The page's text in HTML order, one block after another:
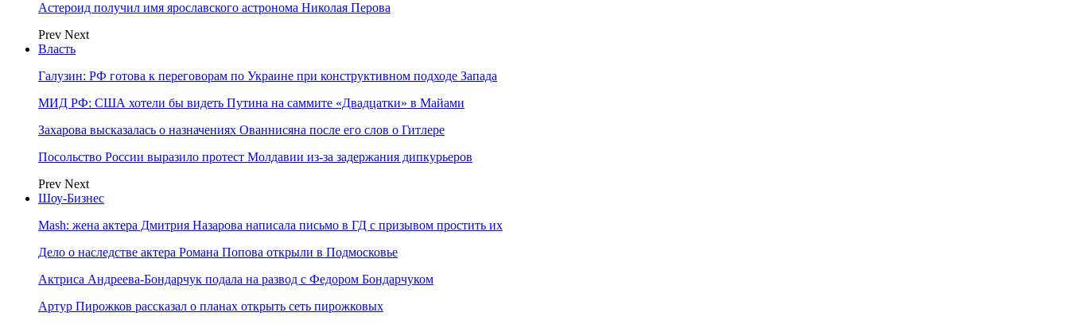
Астероид получил имя ярославского астронома Николая Перова
Prev Next
Власть
Галузин: РФ готова к переговорам по Украине при конструктивном подходе Запада
МИД РФ: США хотели бы видеть Путина на саммите «Двадцатки» в Майами
Захарова высказалась о назначениях Ованнисяна после его слов о Гитлере
Посольство России выразило протест Молдавии из-за задержания дипкурьеров
Prev Next
Шоу-Бизнес
Mash: жена актера Дмитрия Назарова написала письмо в ГД с призывом простить их
Дело о наследстве актера Романа Попова открыли в Подмосковье
Актриса Андреева-Бондарчук подала на развод с Федором Бондарчуком
Артур Пирожков рассказал о планах открыть сеть пирожковых